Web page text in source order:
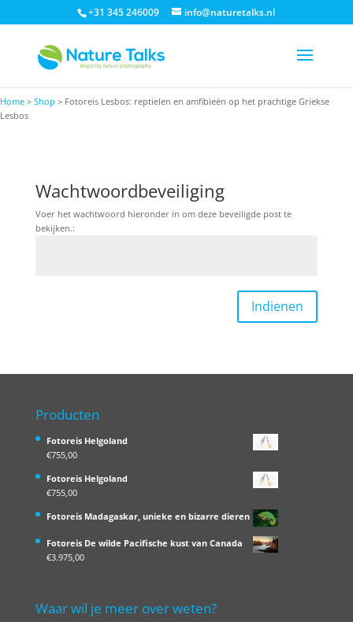
+31 345 246009 info@naturetalks.nl
Home > Shop > Fotoreis Lesbos: reptielen en amfibieën op het prachtige Griekse
Lesbos
Wachtwoordbeveiliging
Voer het wachtwoord hieronder in om deze beveiligde post te
bekijken.:
Indienen
Producten
Fotoreis Helgoland
€755,00
Fotoreis Helgoland
€755,00
Fotoreis Madagaskar, unieke en bizarre dieren
Fotoreis De wilde Pacifische kust van Canada
€3.975,00
Waar wil je meer over weten?